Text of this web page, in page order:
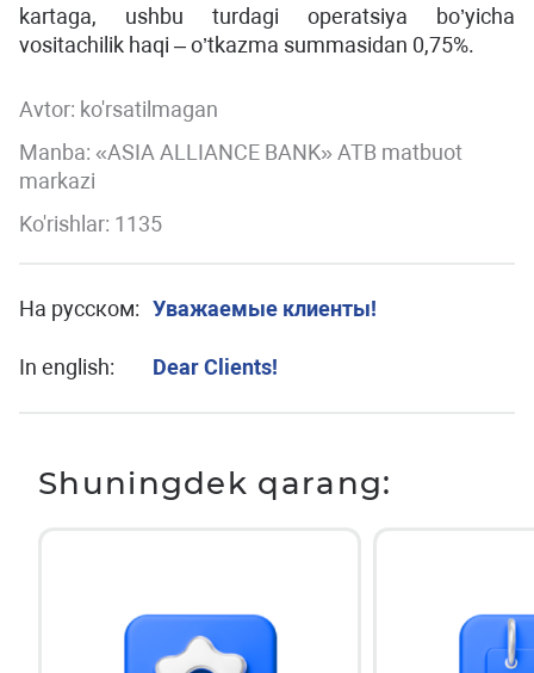
kartaga, ushbu turdagi operatsiya bo’yicha
vositachilik haqi – o’tkazma summasidan 0,75%.
Avtor: ko'rsatilmagan
Manba: «ASIA ALLIANCE BANK» ATB matbuot
markazi
Ko'rishlar: 1135
На русском: Уважаемые клиенты!
In english: Dear Clients!
Shuningdek qarang: